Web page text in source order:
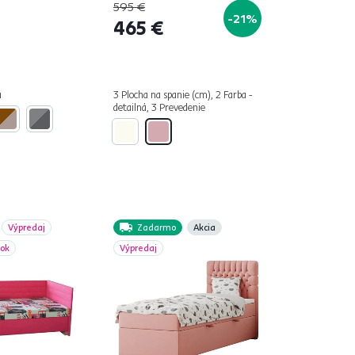
595 €
465 € -21%
3 Plocha na spanie (cm), 2 Farba -
detailná, 3 Prevedenie
Výpredaj
Zadarmo
Akcia
Výpredaj